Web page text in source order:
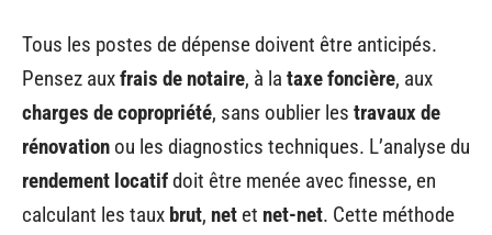
Tous les postes de dépense doivent être anticipés.
Pensez auxfrais de notaire, à la taxe foncière, aux
charges de copropriété, sans oublier les travaux de
rénovation ou les diagnostics techniques. L’analyse du
rendement locatifdoit être menée avec finesse, en
calculant les taux brut, net et net-net. Cette méthode